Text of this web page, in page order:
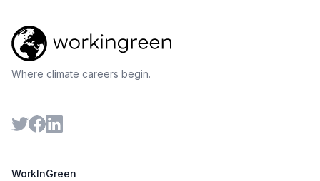
Where climate careers begin.
WorkInGreen